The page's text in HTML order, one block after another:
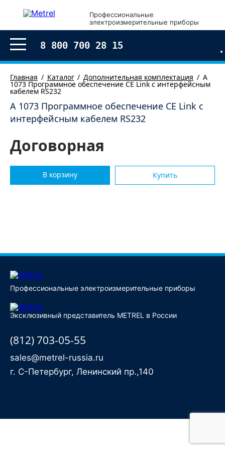
Профессиональные
электроизмерительные приборы
8 800 700 28 15
Главная Каталог Дополнительная комплектация A
1073 Программное обеспечение СЕ Link с интерфейсным
кабелем RS232
A 1073 Программное обеспечение СЕ Link с
интерфейсным кабелем RS232
Договорная
В корзину Купить
Оформление заказа
Профессиональные электроизмерительные приборы
Эксклюзивный представитель METREL в России
(812) 703-05-55
sales@metrel-russia.ru
г. С-Петербург, Ленинский пр.,140